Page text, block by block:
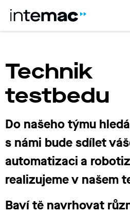
Technik
testbedu
Do našeho týmu
s námi bude sdílet
automatizaci a
realizujeme v našem
Baví tě navrhovat